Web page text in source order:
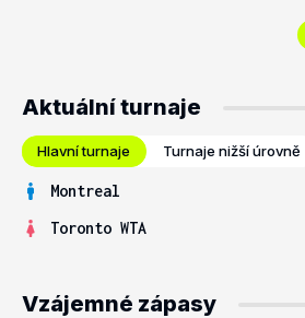
Aktuální turnaje
Hlavní turnaje Turnaje nižší úrovně
Montreal
Toronto WTA
Vzájemné zápasy